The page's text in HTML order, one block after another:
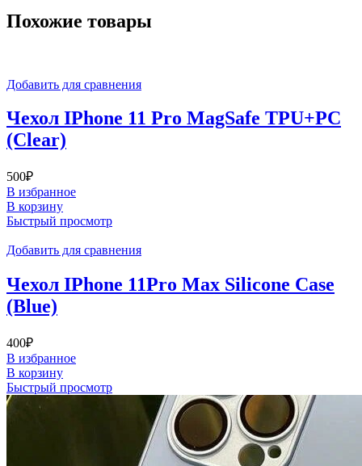
Похожие товары
Добавить для сравнения
Чехол IPhone 11 Pro MagSafe TPU+PC
(Clear)
500₽
В избранное
В корзину
Быстрый просмотр
Добавить для сравнения
Чехол IPhone 11Pro Max Silicone Case
(Blue)
400₽
В избранное
В корзину
Быстрый просмотр